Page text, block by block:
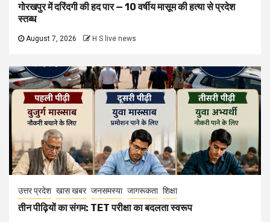
गोरखपुर में दरिंदगी की हद पार — 10 वर्षीय मासूम की हत्या से प्रदेश
स्तब्ध
August 7, 2026 H S live news
उत्तर प्रदेश खास खबर जनसमस्या जागरूकता शिक्षा
तीन पीढ़ियों का संगम: TET परीक्षा का बदलता स्वरूप